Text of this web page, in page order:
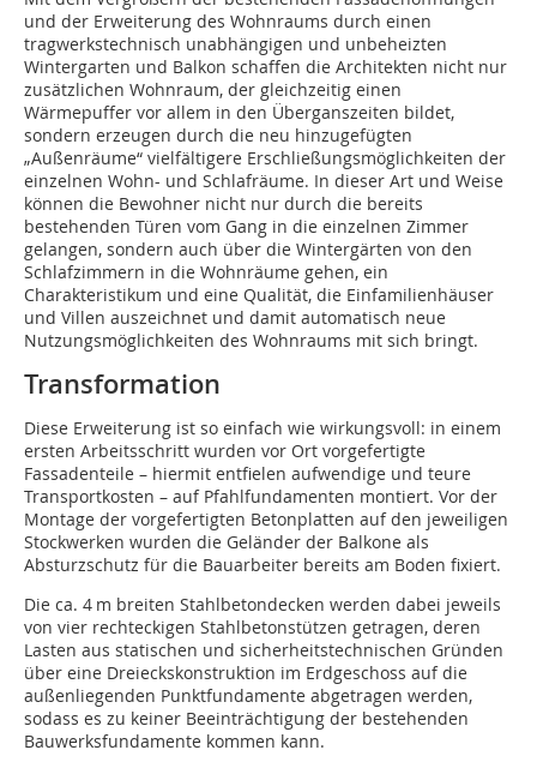
und der Erweiterung des Wohnraums durch einen
tragwerkstechnisch unabhängigen und unbeheizten
Wintergarten und Balkon schaffen die Architekten nicht nur
zusätzlichen Wohnraum, der gleichzeitig einen
Wärmepuffer vor allem in den Überganszeiten bildet,
sondern erzeugen durch die neu hinzugefügten
„Außenräume“ vielfältigere Erschließungsmöglichkeiten der
einzelnen Wohn- und Schlafräume. In dieser Art und Weise
können die Bewohner nicht nur durch die bereits
bestehenden Türen vom Gang in die einzelnen Zimmer
gelangen, sondern auch über die Wintergärten von den
Schlafzimmern in die Wohnräume gehen, ein
Charakteristikum und eine Qualität, die Einfamilienhäuser
und Villen auszeichnet und damit automatisch neue
Nutzungsmöglichkeiten des Wohnraums mit sich bringt.
Transformation
Diese Erweiterung ist so einfach wie wirkungsvoll: in einem
ersten Arbeitsschritt wurden vor Ort vorgefertigte
Fassadenteile – hiermit entfielen aufwendige und teure
Transportkosten – auf Pfahlfundamenten montiert. Vor der
Montage der vorgefertigten Betonplatten auf den jeweiligen
Stockwerken wurden die Geländer der Balkone als
Absturzschutz für die Bauarbeiter bereits am Boden fixiert.
Die ca. 4 m breiten Stahlbetondecken werden dabei jeweils
von vier rechteckigen Stahlbetonstützen getragen, deren
Lasten aus statischen und sicherheitstechnischen Gründen
über eine Dreieckskonstruktion im Erdgeschoss auf die
außenliegenden Punktfundamente abgetragen werden,
sodass es zu keiner Beeinträchtigung der bestehenden
Bauwerksfundamente kommen kann.